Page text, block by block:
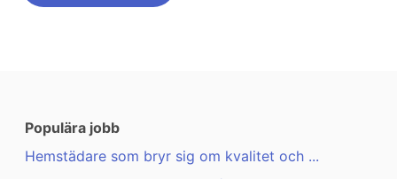
Populära jobb
Hemstädare som bryr sig om kvalitet och ...